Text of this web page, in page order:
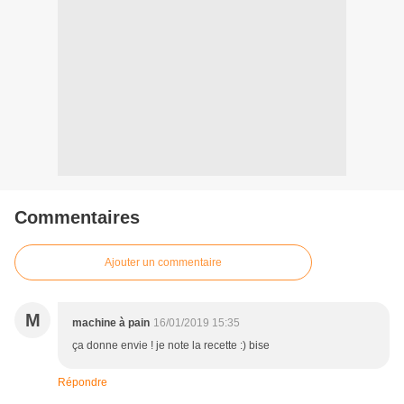
Commentaires
Ajouter un commentaire
M machine à pain 16/01/2019 15:35
ça donne envie ! je note la recette :) bise
Répondre